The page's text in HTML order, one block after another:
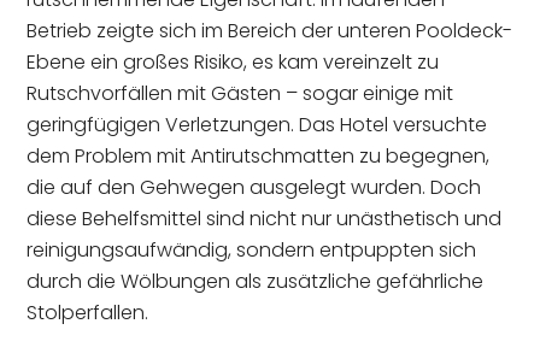
Betrieb zeigte sich im Bereich der unteren Pooldeck-
Ebene ein großes Risiko, es kam vereinzelt zu
Rutschvorfällen mit Gästen – sogar einige mit
geringfügigen Verletzungen. Das Hotel versuchte
dem Problem mit Antirutschmatten zu begegnen,
die auf den Gehwegen ausgelegt wurden. Doch
diese Behelfsmittel sind nicht nur unästhetisch und
reinigungsaufwändig, sondern entpuppten sich
durch die Wölbungen als zusätzliche gefährliche
Stolperfallen.